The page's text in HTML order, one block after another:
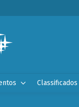
Classificados